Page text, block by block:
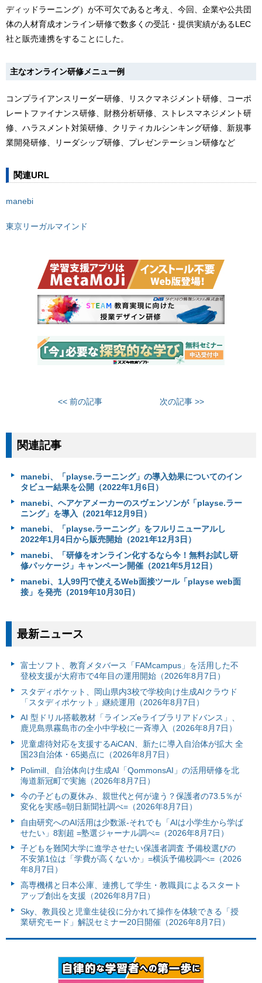
ディッドラーニング）が不可欠であると考え、今回、企業や公共団
体の人材育成オンライン研修で数多くの受託・提供実績があるLEC
社と販売連携をすることにした。
主なオンライン研修メニュー例
コンプライアンスリーダー研修、リスクマネジメント研修、コーポ
レートファイナンス研修、財務分析研修、ストレスマネジメント研
修、ハラスメント対策研修、クリティカルシンキング研修、新規事
業開発研修、リーダシップ研修、プレゼンテーション研修など
関連URL
manebi
東京リーガルマインド
<< 前の記事 次の記事 >>
関連記事
manebi、「playse.ラーニング」の導入効果についてのイン
タビュー結果を公開（2022年1月6日）
manebi、ヘアケアメーカーのスヴェンソンが「playse.ラー
ニング」を導入（2021年12月9日）
manebi、「playse.ラーニング」をフルリニューアルし
2022年1月4日から販売開始（2021年12月3日）
manebi、「研修をオンライン化するなら今！無料お試し研
修パッケージ」キャンペーン開催（2021年5月12日）
manebi、1人99円で使えるWeb面接ツール「playse web面
接」を発売（2019年10月30日）
最新ニュース
富⼠ソフト、教育メタバース「FAMcampus」を活用した不
登校支援が大府市で4年目の運用開始（2026年8月7日）
スタディポケット、岡山県内3校で学校向け生成AIクラウド
「スタディポケット」継続運用（2026年8月7日）
AI 型ドリル搭載教材「ラインズeライブラリアドバンス」、
鹿児島県霧島市の全小中学校に一斉導入（2026年8月7日）
児童虐待対応を支援するAiCAN、新たに導入自治体が拡大 全
国23自治体・65拠点に（2026年8月7日）
Polimill、自治体向け生成AI「QommonsAI」の活用研修を北
海道新冠町で実施（2026年8月7日）
今の子どもの夏休み、親世代と何が違う？保護者の73.5％が
変化を実感=朝日新聞社調べ=（2026年8月7日）
自由研究へのAI活用は少数派-それでも「AIは小学生から学ば
せたい」8割超 =塾選ジャーナル調べ=（2026年8月7日）
子どもを難関大学に進学させたい保護者調査 予備校選びの
不安第1位は「学費が高くないか」=横浜予備校調べ=（2026
年8月7日）
高専機構と日本公庫、連携して学生・教職員によるスタート
アップ創出を支援（2026年8月7日）
Sky、教員役と児童生徒役に分かれて操作を体験できる「授
業研究モード」解説セミナー20日開催（2026年8月7日）